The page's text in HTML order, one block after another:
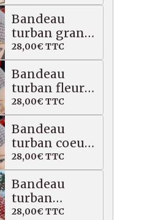
Bandeau
turban grand
pli à droite
28,00€ TTC
Bandeau
turban fleur
en bois, coton
lin
28,00€ TTC
Bandeau
turban coeur
rose, beige
rosé
28,00€ TTC
Bandeau
turban
orangé kaki
28,00€ TTC